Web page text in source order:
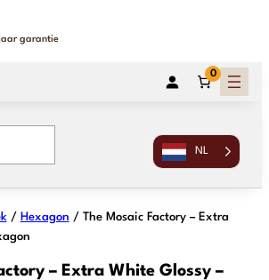
365 dagen retour
0
NL
/ Hexagon / The Mosaic Factory – Extra
– Extra White Glossy –